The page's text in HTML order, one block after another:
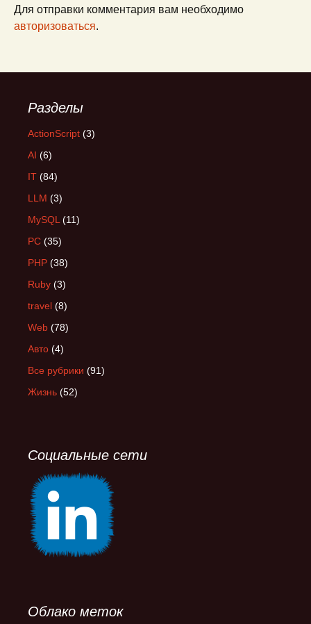
Для отправки комментария вам необходимо
авторизоваться.
Разделы
ActionScript (3)
AI (6)
IT (84)
LLM (3)
MySQL (11)
PC (35)
PHP (38)
Ruby (3)
travel (8)
Web (78)
Авто (4)
Все рубрики (91)
Жизнь (52)
Социальные сети
Облако меток